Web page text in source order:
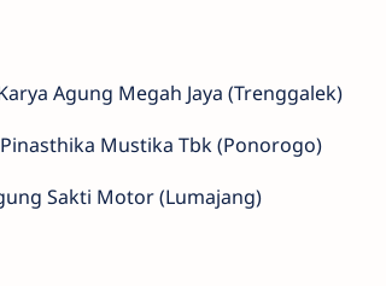
Agung Megah Jaya (Trenggalek)
Mustika Tbk (Ponorogo)
Sakti Motor (Lumajang)